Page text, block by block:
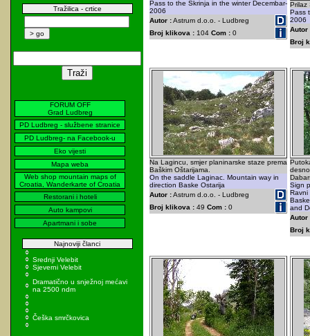
Tražilica - crtice
FORUM OFF
Grad Ludbreg
PD Ludbreg - službene stranice
PD Ludbreg- na Facebook-u
Eko vijesti
Mapa weba
Web shop mountain maps of
Croatia, Wanderkarte of Croatia
Restorani i hoteli
Auto kampovi
Apartmani i sobe
Najnoviji članci
Srednji Velebit
Sjeverni Velebit
Dramatično u snježnoj mećavi
na 2500 ndm
Češka smrčkovica
Pass to the Skrinja in the winter Decembar-
2006
Autor :Astrum d.o.o. - Ludbreg
Broj klikova : 104 Com : 0
Prilaz
Pass
2006
Autor
Broj
Na Lagincu, smjer planinarske staze prema
Baškim Oštarijama.
On the saddle Laginac. Mountain way in
direction Baske Ostarija
Autor :Astrum d.o.o. - Ludbreg
Broj klikova : 49 Com : 0
Sign
Ravni
and
Autor
Broj